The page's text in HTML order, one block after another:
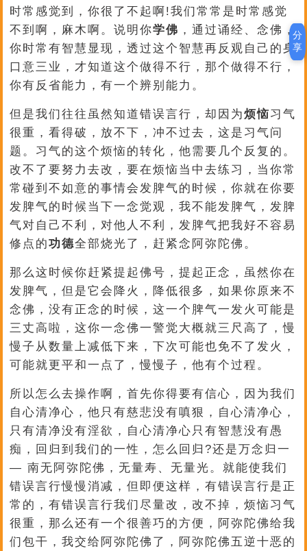
时常感觉到，你很了不起啊!我们常常是时常感觉
不到啊，麻木啊。说明你学佛 ，通过诵经、念佛，
你时常有智慧显现，透过这个智慧再反观自己的身
口意三业，才知道这个做得不行，那个做得不行，
你有反省能力，有一个辨别能力。
但是我们往往虽然知道错误言行，却因为烦恼习气
很重，看得破，放不下，冲不过去，这是习气问
题。习气的这个烦恼的转化，他需要几个反复的。
改不了要努力去改，要在烦恼当中去练习，当你常
常碰到不如意的事情会发脾气的时候，你就在你要
发脾气的时候当下一念觉观，我不能发脾气，发脾
气对自己不利，对他人不利，发脾气把我好不容易
修点的功德全部烧光了，赶紧念阿弥陀佛。
那么这时候你赶紧提起佛号，提起正念，虽然你在
发脾气，但是它会降火，降低很多，如果你原来不
念佛，没有正念的时候，这一个脾气一发火可能是
三丈高啦，这你一念佛一警觉大概就三尺高了，慢
慢子从数量上减低下来，下次可能也免不了发火，
可能就更平和一点了，慢慢子，他有个过程。
所以怎么去操作啊，首先你得要有信心，因为我们
自心清净心，他只有慈悲没有嗔狠，自心清净心，
只有清净没有淫欲，自心清净心只有智慧没有愚
痴，回归到我们的一性，怎么回归?还是万念归一
— 南无阿弥陀佛，无量寿、无量光。就能使我们
错误言行慢慢消减，但即便这样，有错误言行是正
常的，有错误言行我们尽量改，改不掉，烦恼习气
很重，那么还有一个很善巧的方便，阿弥陀佛给我
们包干，我交给阿弥陀佛了，阿弥陀佛五逆十恶的
分
享